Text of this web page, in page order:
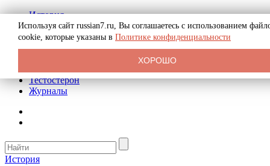
История
Биография
Криминал
Реклама на сайте
Тестостерон
Журналы
История
Используя сайт russian7.ru, Вы соглашаетесь с использованием
cookie, которые указаны в Политике конфиденциальности
ХОРОШО